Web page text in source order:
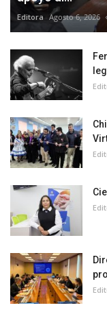
Editora Agosto 6, 2026